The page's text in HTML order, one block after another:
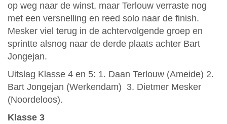
op weg naar de winst, maar Terlouw verraste nog
met een versnelling en reed solo naar de finish.
Mesker viel terug in de achtervolgende groep en
sprintte alsnog naar de derde plaats achter Bart
Jongejan.
Uitslag Klasse 4 en 5: 1. Daan Terlouw (Ameide) 2.
Bart Jongejan (Werkendam) 3. Dietmer Mesker
(Noordeloos).
Klasse 3